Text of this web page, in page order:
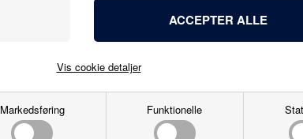
Markedsføring Funktionelle
Vis cookie detaljer